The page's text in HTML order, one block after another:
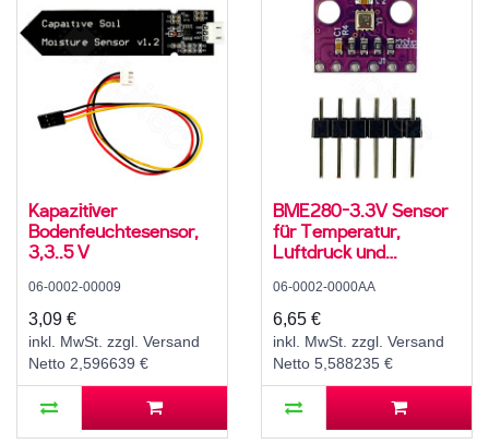
Kapazitiver
Bodenfeuchtesensor,
3,3..5 V
06-0002-00009
3,09 €
inkl. MwSt. zzgl. Versand
Netto 2,596639 €
BME280-3.3V Sensor
für Temperatur,
Luftdruck und
SPI
06-0002-0000AA
6,65 €
inkl. MwSt. zzgl. Versand
Netto 5,588235 €